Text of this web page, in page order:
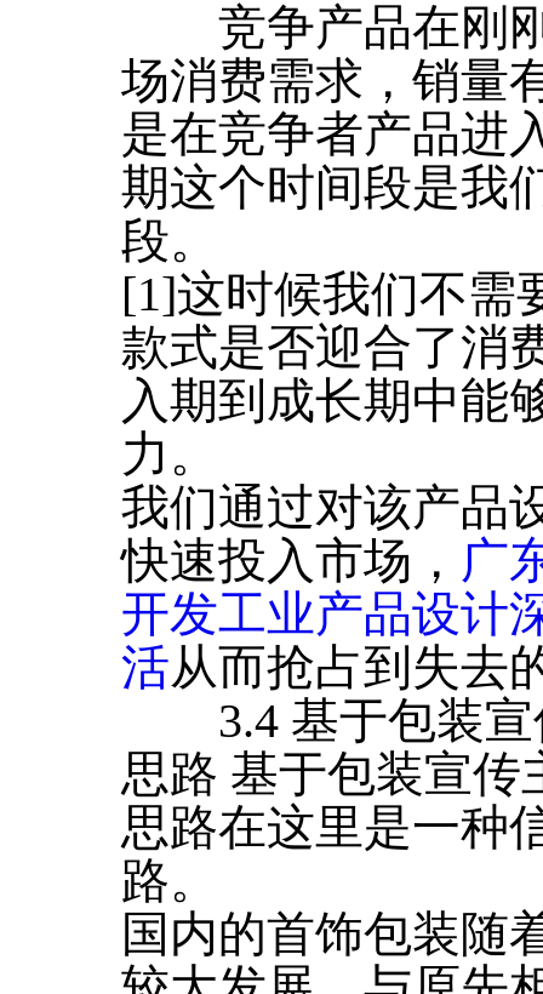
竞争产品在刚刚
场消费需求，销量
是在竞争者产品进
期这个时间段是我
段。
[1]这时候我们不需
款式是否迎合了消
入期到成长期中能
力。
我们通过对该产品
快速投入市场， 广
开发工业产品设计
活从而抢占到失去
3.4 基于包装宣
思路 基于包装宣传
思路在这里是一种
路。
国内的首饰包装随